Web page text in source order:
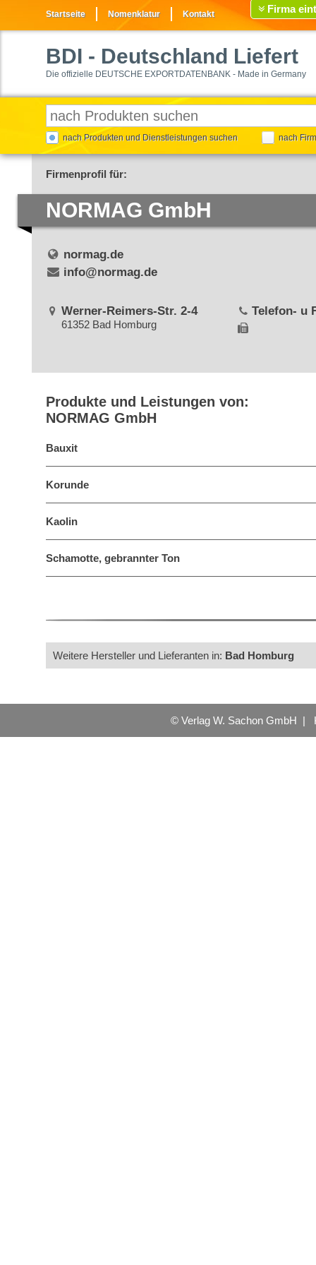
Startseite Nomenklatur Kontakt Firma
BDI - Deutschland Liefert
Die offizielle DEUTSCHE EXPORTDATENBANK - Made in Germany
nach Produkten und Dienstleistungen suchen nach
Firmenprofil für:
NORMAG GmbH
normag.de
info@normag.de
Werner-Reimers-Str. 2-4
61352 Bad Homburg
Telefon- u
Produkte und Leistungen von:
NORMAG GmbH
Bauxit
Korunde
Kaolin
Schamotte, gebrannter Ton
Weitere Hersteller und Lieferanten in: Bad Homburg
© Verlag W. Sachon GmbH |